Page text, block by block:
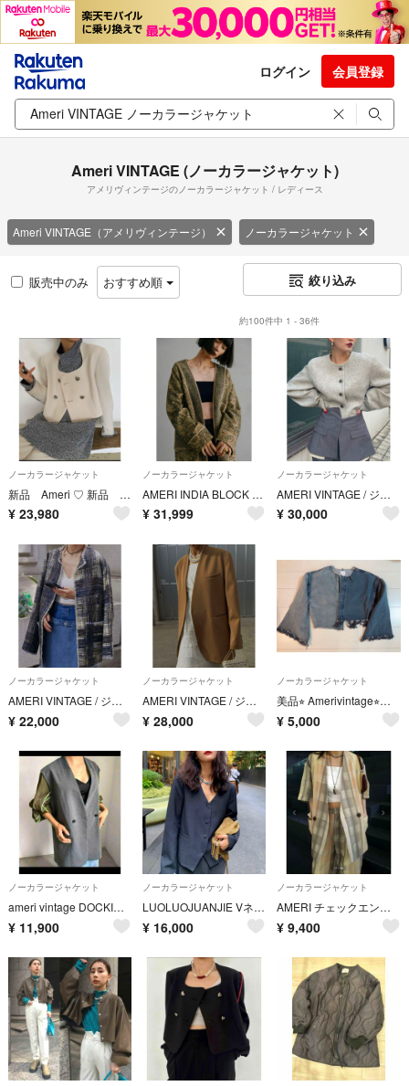
ログイン 会員登録
Ameri VINTAGE (ノーカラージャケット)
アメリヴィンテージのノーカラージャケット / レディース
Ameri VINTAGE（アメリヴィンテージ） ノーカラージャケット
販売中のみ おすすめ順 絞り込み
約100件中 1 - 36件
ノーカラージャケット
新品 Ameri ♡ 新品 Ameri♡ OTONA MUSE CURVE HEART JACKET♡
¥ 23,980
ノーカラージャケット
AMERI INDIA BLOCK PRINT JACKET
¥ 31,999
ノーカラージャケット
AMERI VINTAGE / ジャケット
¥ 30,000
ノーカラージャケット
AMERI VINTAGE / ジャケット
¥ 22,000
ノーカラージャケット
AMERI VINTAGE / ジャケット
¥ 28,000
ノーカラージャケット
美品⭐︎ Amerivintage⭐︎デニム ジャケット
¥ 5,000
ノーカラージャケット
ameri vintage DOCKING SLEEVE BLOUSON
¥ 11,900
ノーカラージャケット
LUOLUOJUANJIE Vネック ノーカラー オーバーサイズ ジャケット
¥ 16,000
ノーカラージャケット
AMERI チェックエンブロイダリーノーカラージャケット
¥ 9,400